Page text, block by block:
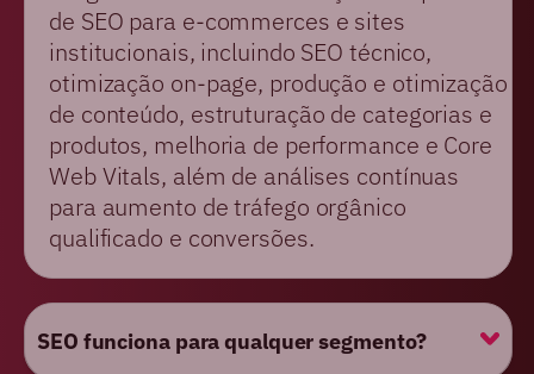
de SEO para e-commerces e sites
institucionais, incluindo SEO técnico,
otimização on-page, produção e otimização
de conteúdo, estruturação de categorias e
produtos, melhoria de performance e Core
Web Vitals, além de análises contínuas
para aumento de tráfego orgânico
qualificado e conversões.
SEO funciona para qualquer segmento?